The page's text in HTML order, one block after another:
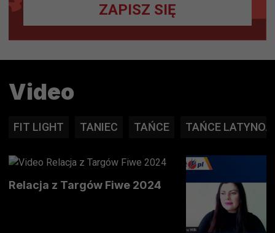
ZAPISZ SIĘ
Video
FIT LIGHT TANIEC TAŃCE TAŃCE
Relacja z Targów Fiwe 2024